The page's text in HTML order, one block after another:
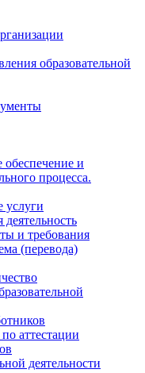
образовательной
обеспечение и
процесса.
услуги
и требования
(перевода)
аттестации
деятельности